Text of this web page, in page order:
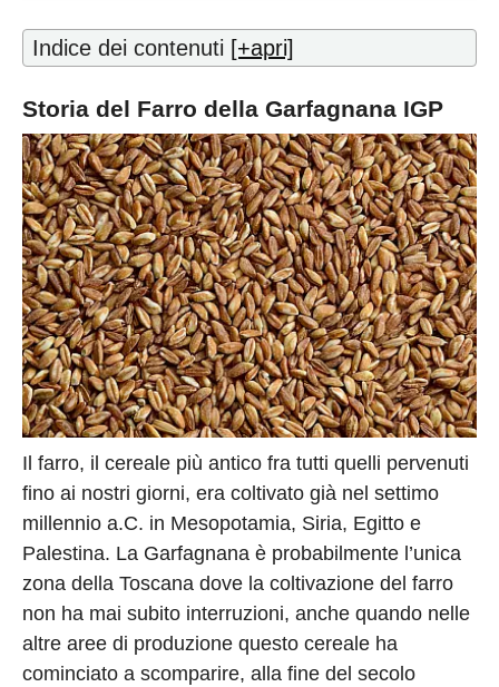
Indice dei contenuti [+apri]
Storia del Farro della Garfagnana IGP
Il farro, il cereale più antico fra tutti quelli pervenuti
fino ai nostri giorni, era coltivato già nel settimo
millennio a.C. in Mesopotamia, Siria, Egitto e
Palestina. La Garfagnana è probabilmente l’unica
zona della Toscana dove la coltivazione del farro
non ha mai subito interruzioni, anche quando nelle
altre aree di produzione questo cereale ha
cominciato a scomparire, alla fine del secolo